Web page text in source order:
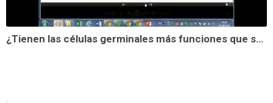
¿Tienen las células germinales más funciones que sólo transmitir la información genética?